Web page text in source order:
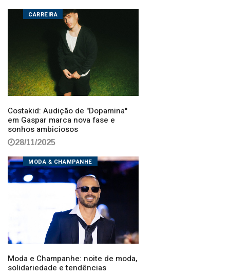
CARREIRA
Costakid: Audição de "Dopamina"
em Gaspar marca nova fase e
sonhos ambiciosos
28/11/2025
MODA & CHAMPANHE
Moda e Champanhe: noite de moda,
solidariedade e tendências